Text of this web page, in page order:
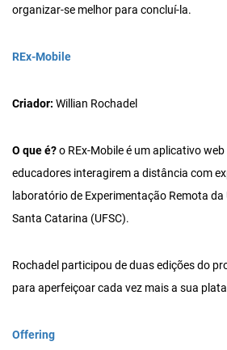
organizar-se melhor para concluí-la.
REx-Mobile
Criador: Willian Rochadel
O que é?o REx-Mobile é um aplicativo
educadores interagirem a distância com
laboratório de Experimentação Remota da
Santa Catarina (UFSC).
Rochadel participou de duas edições do
para aperfeiçoar cada vez mais a sua
Offering